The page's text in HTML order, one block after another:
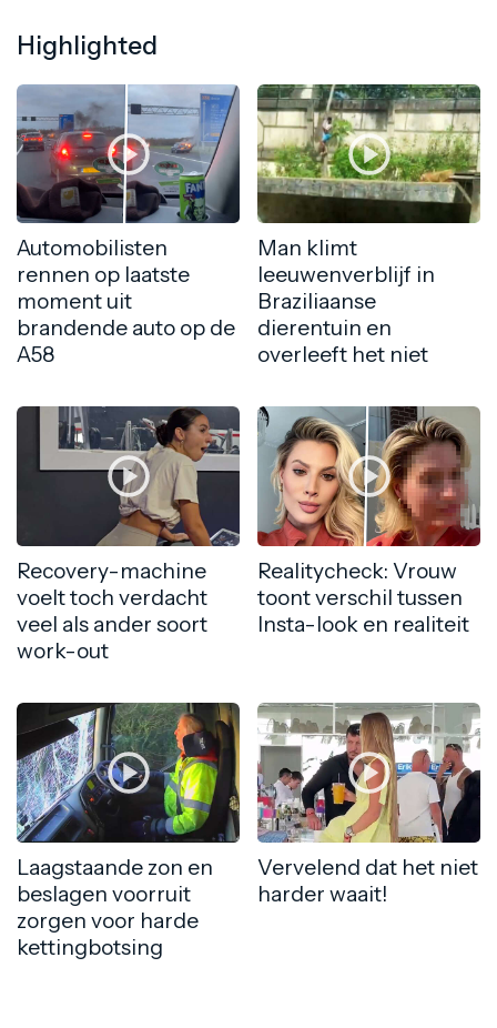
Highlighted
Automobilisten
rennen op laatste
moment uit
brandende auto op de
A58
Man klimt
leeuwenverblijf in
Braziliaanse
dierentuin en
overleeft het niet
Recovery-machine
voelt toch verdacht
veel als ander soort
work-out
Realitycheck: Vrouw
toont verschil tussen
Insta-look en realiteit
Laagstaande zon en
beslagen voorruit
zorgen voor harde
kettingbotsing
Vervelend dat het niet
harder waait!